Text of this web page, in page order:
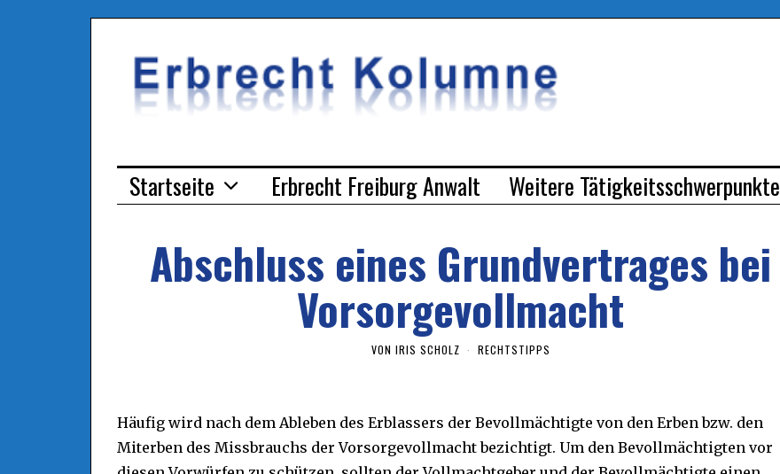
Startseite Erbrecht Freiburg Anwalt Weitere Tätigkeitsschwerpunkte
Abschluss eines Grundvertrages bei
Vorsorgevollmacht
VON IRIS SCHOLZ RECHTSTIPPS
Häufig wird nach dem Ableben des Erblassers der Bevollmächtigte von den Erben bzw. den
Miterben des Missbrauchs der Vorsorgevollmacht bezichtigt. Um den Bevollmächtigten vor